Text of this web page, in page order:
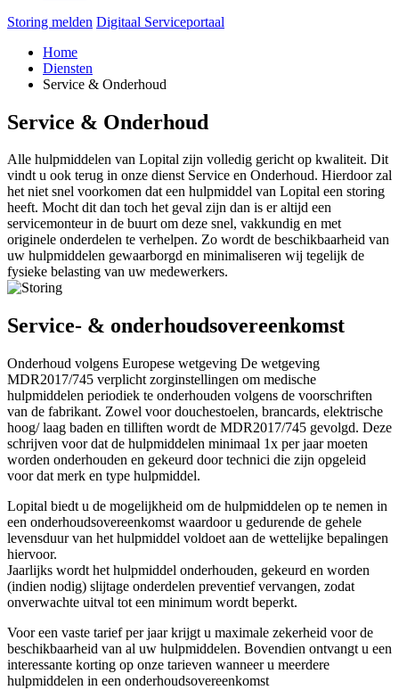
Storing melden Digitaal Serviceportaal
Home
Diensten
Service & Onderhoud
Service & Onderhoud
Alle hulpmiddelen van Lopital zijn volledig gericht op kwaliteit. Dit
vindt u ook terug in onze dienst Service en Onderhoud. Hierdoor zal
het niet snel voorkomen dat een hulpmiddel van Lopital een storing
heeft. Mocht dit dan toch het geval zijn dan is er altijd een
servicemonteur in de buurt om deze snel, vakkundig en met
originele onderdelen te verhelpen. Zo wordt de beschikbaarheid van
uw hulpmiddelen gewaarborgd en minimaliseren wij tegelijk de
fysieke belasting van uw medewerkers.
Service- & onderhoudsovereenkomst
Onderhoud volgens Europese wetgeving De wetgeving
MDR2017/745 verplicht zorginstellingen om medische
hulpmiddelen periodiek te onderhouden volgens de voorschriften
van de fabrikant. Zowel voor douchestoelen, brancards, elektrische
hoog/ laag baden en tilliften wordt de MDR2017/745 gevolgd. Deze
schrijven voor dat de hulpmiddelen minimaal 1x per jaar moeten
worden onderhouden en gekeurd door technici die zijn opgeleid
voor dat merk en type hulpmiddel.
Lopital biedt u de mogelijkheid om de hulpmiddelen op te nemen in
een onderhoudsovereenkomst waardoor u gedurende de gehele
levensduur van het hulpmiddel voldoet aan de wettelijke bepalingen
hiervoor.
Jaarlijks wordt het hulpmiddel onderhouden, gekeurd en worden
(indien nodig) slijtage onderdelen preventief vervangen, zodat
onverwachte uitval tot een minimum wordt beperkt.
Voor een vaste tarief per jaar krijgt u maximale zekerheid voor de
beschikbaarheid van al uw hulpmiddelen. Bovendien ontvangt u een
interessante korting op onze tarieven wanneer u meerdere
hulpmiddelen in een onderhoudsovereenkomst